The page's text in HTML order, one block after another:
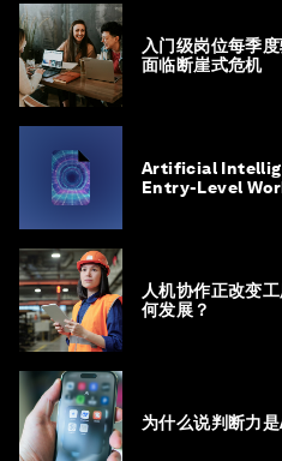
入门级岗位每季
面临断崖式危机
Artificial
Entry-Level
人机协作正改变
何发展？
为什么说判断力